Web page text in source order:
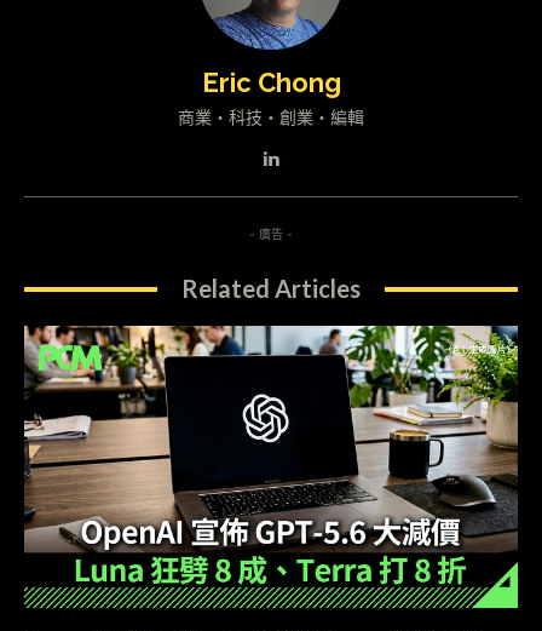
Eric Chong
商業・科技・創業・編輯
- 廣告 -
Related Articles